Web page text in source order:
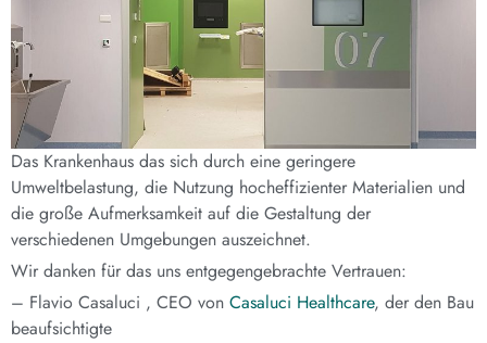
Das Krankenhaus das sich durch eine geringere
Umweltbelastung, die Nutzung hocheffizienter Materialien und
die große Aufmerksamkeit auf die Gestaltung der
verschiedenen Umgebungen auszeichnet.
Wir danken für das uns entgegengebrachte Vertrauen:
– Flavio Casaluci , CEO von Casaluci Healthcare, der den Bau
beaufsichtigte